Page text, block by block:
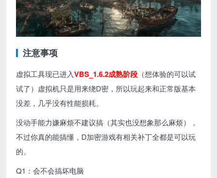
注意事项
虚拟工具现已进入VBS_1.6.2成熟阶段 （想体验的可以试
试了）虚拟机只是用来绕D密，所以玩起来和正常版基本
没差，几乎没有性能损耗。
没动手能力嫌麻烦不建议搞（其实也没想象那么麻烦），
不过你真的能搞懂，D加密游戏有相关补丁全都是可以玩
的。
Q1：会不会搞坏电脑